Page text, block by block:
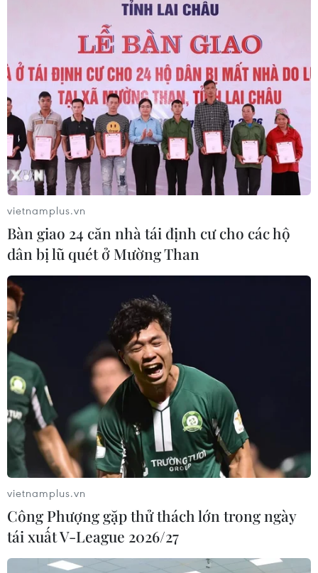
vietnamplus.vn
Bàn giao 24 căn nhà tái định cư cho các hộ
dân bị lũ quét ở Mường Than
vietnamplus.vn
Công Phượng gặp thử thách lớn trong ngày
tái xuất V-League 2026/27